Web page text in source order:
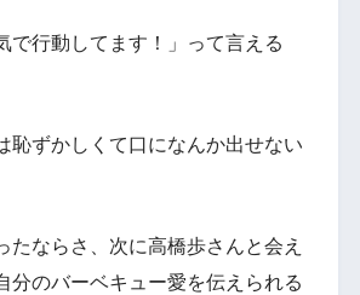
で行動してます！」って言える
恥ずかしくて口になんか出せない
たならさ、次に高橋歩さんと会え
分のバーベキュー愛を伝えられる